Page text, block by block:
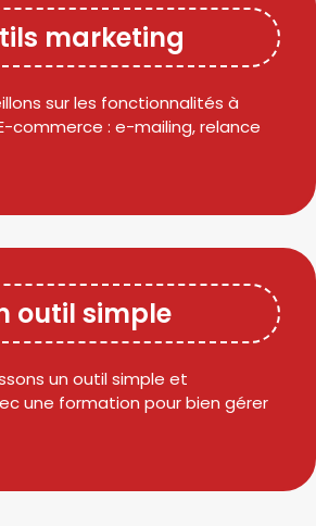
marketing
sur les fonctionnalités à
commerce : e-mailing, relance
outil simple
un outil simple et
une formation pour bien gérer